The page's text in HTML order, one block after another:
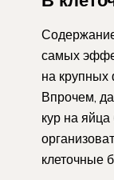
самых
на крупных
Впрочем,
кур на
клеточные